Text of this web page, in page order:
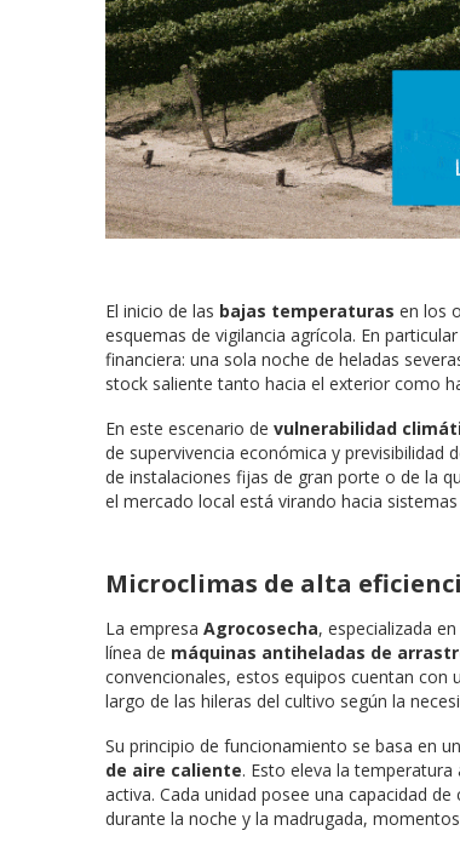
El inicio de las bajas temperaturas en los
esquemas de vigilancia agrícola. En
financiera: una sola noche de heladas
stock saliente tanto hacia el exterior como
En este escenario de vulnerabilidad
de supervivencia económica y previsibilidad
de instalaciones fijas de gran porte o de la
el mercado local está virando hacia
Microclimas de alta
La empresa Agrocosecha, especializada
línea de máquinas antiheladas de
convencionales, estos equipos cuentan
largo de las hileras del cultivo según la
Su principio de funcionamiento se basa en un
de aire caliente. Esto eleva la
activa. Cada unidad posee una capacidad
durante la noche y la madrugada,